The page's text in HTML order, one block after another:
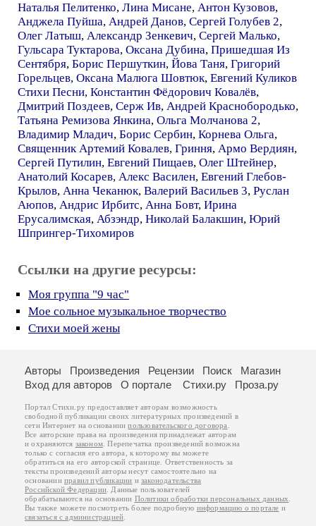
Наталья Пелитенко, Лина Мисане, Антон Кузовов,
Анджела Пуйша, Андрей Данов, Сергей Голубев 2,
Олег Латыш, Александр Зенкевич, Сергей Малько,
Гульсара Туктарова, Оксана Дубина, Пришедшая Из
Сентября, Борис Першуткин, Йова Таня, Григорий
Горельцев, Оксана Малюга Шовтюк, Евгений Куликов
Стихи Песни, Константин Фёдорович Ковалёв,
Дмитрий Поздеев, Серж Ив, Андрей Краснобородько,
Татьяна Ремизова Янкина, Ольга Молчанова 2,
Владимир Младич, Борис Сербин, Корнева Ольга,
Священник Артемий Ковалев, Гриння, Армо Вердиян,
Сергей Путилин, Евгений Пищаев, Олег Штейнер,
Анатолий Косарев, Алекс Василен, Евгений Глебов-
Крылов, Анна Чеканюк, Валерий Васильев 3, Руслан
Аюпов, Андрис Ирбитс, Анна Бовт, Ирина
Ерусалимская, Абзэндр, Николай Балакшин, Юрий
Шпрингер-Тихомиров
Ссылки на другие ресурсы:
Моя группа "9 час"
Мое сольное музыкальное творчество
Стихи моей жены
Авторы Произведения Рецензии Поиск
Магазин
Вход для авторов
О портале Стихи.ру Проза.ру
Портал Стихи.ру предоставляет авторам возможность
свободной публикации своих литературных произведений в
сети Интернет на основаниипользовательского договора
Все авторские права на произведения принадлежат авторам
и охраняются законом . Перепечатка произведений возможна
только с согласия его автора, к которому вы можете
обратиться на его авторской странице. Ответственность за
тексты произведений авторы несут самостоятельно на
основанииправил публикации изаконодательства
Российской Федерации . Данные пользователей
обрабатываются на основании Политики обработки персональных данных
Вы также можете посмотреть более подробную информацию о портале и
связаться с администрацией